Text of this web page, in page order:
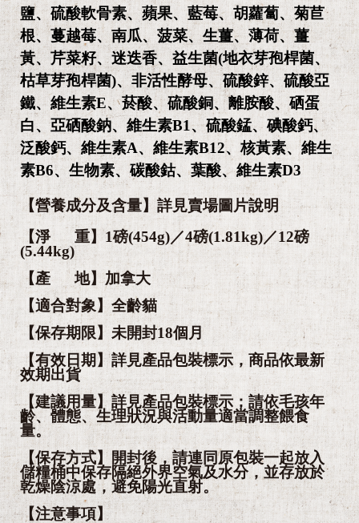
鹽、硫酸軟骨素、蘋果、藍莓、胡蘿蔔、菊苣
根、蔓越莓、南瓜、菠菜、生薑、薄荷、薑
黃、芹菜籽、迷迭香、益生菌(地衣芽孢桿菌、
枯草芽孢桿菌)、非活性酵母、硫酸鋅、硫酸亞
鐵、維生素E、菸酸、硫酸銅、離胺酸、硒蛋
白、亞硒酸鈉、維生素B1、硫酸錳、碘酸鈣、
泛酸鈣、維生素A、維生素B12、核黃素、維生
素B6、 生物素、碳酸鈷、葉酸、維生素D3
【營養成分及含量】詳見賣場圖片說明
【淨 重】1磅(454g)／4磅(1.81kg)／12磅
(5.44kg)
【產 地】加拿大
【適合對象】全齡貓
【保存期限】未開封18個月
【有效日期】詳見產品包裝標示，商品依最新
效期出貨
【建議用量】詳見產品包裝標示；請依毛孩年
齡、體態、生理狀況與活動量適當調整餵食
量。
【保存方式】開封後，請連同原包裝一起放入
儲糧桶中保存隔絕外界空氣及水分，並存放於
乾燥陰涼處，避免陽光直射。
【注意事項】